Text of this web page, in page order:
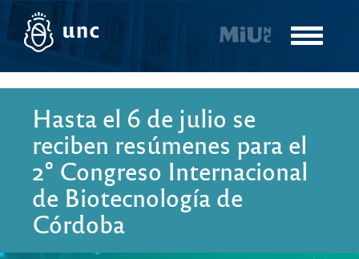
Pasar
contenido
Toggle
Hasta el 6 de julio se
reciben resúmenes para el
2° Congreso Internacional
de Biotecnología de
Córdoba